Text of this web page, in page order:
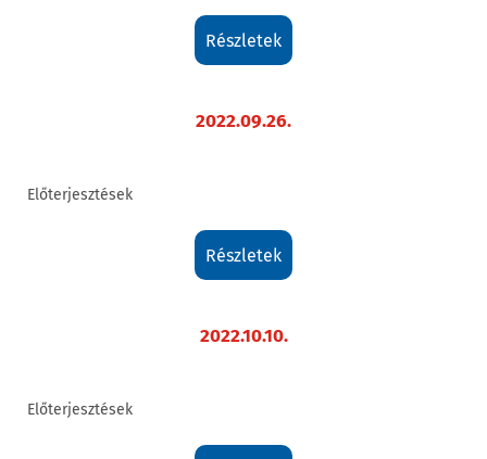
részletek
2022.09.26.
Előterjesztések
részletek
2022.10.10.
Előterjesztések